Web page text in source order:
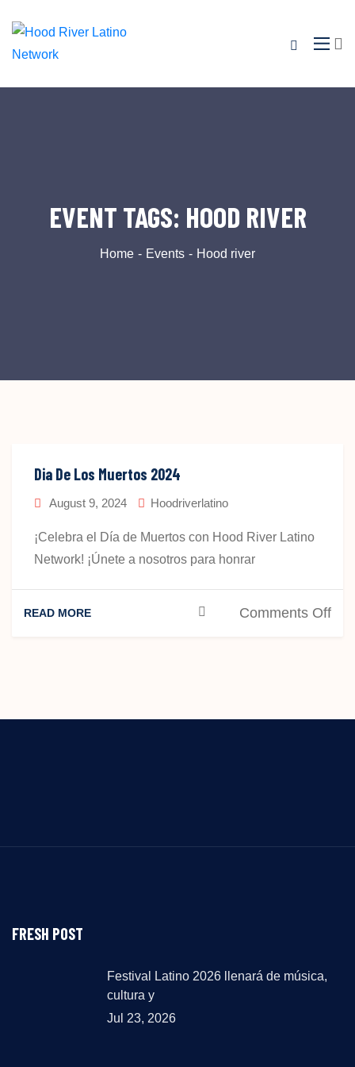
EVENT TAGS: HOOD RIVER
Home Events Hood river
Dia De Los Muertos 2024
August 9, 2024 Hoodriverlatino
¡Celebra el Día de Muertos con Hood River Latino
Network! ¡Únete a nosotros para honrar
READ MORE Comments Offon
FRESH POST
Festival Latino 2026 llenará de música,
cultura y
Jul 23, 2026